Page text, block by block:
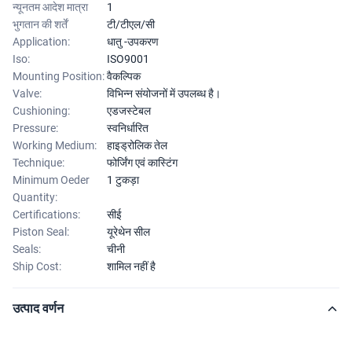
न्यूनतम आदेश मात्रा
1
भुगतान की शर्तें
टी/टीएल/सी
Application:
धातु -उपकरण
Iso:
ISO9001
Mounting Position:वैकल्पिक
Valve:
विभिन्न संयोजनों में उपलब्ध है।
Cushioning:
एडजस्टेबल
Pressure:
स्वनिर्धारित
Working Medium:
हाइड्रोलिक तेल
Technique:
फोर्जिंग एवं कास्टिंग
Minimum Oeder
Quantity:
1 टुकड़ा
Certifications:
सीई
Piston Seal:
यूरेथेन सील
Seals:
चीनी
Ship Cost:
शामिल नहीं है
उत्पाद वर्णन